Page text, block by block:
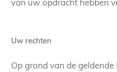
van uw opdracht hebben
Uw rechten
Op grond van de geldende